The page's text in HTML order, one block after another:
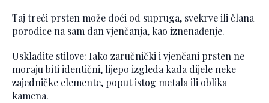
Taj treći prsten može doći od supruga, svekrve ili člana
porodice na sam dan vjenčanja, kao iznenađenje.
Uskladite stilove: Iako zaručnički i vjenčani prsten ne
moraju biti identični, lijepo izgleda kada dijele neke
zajedničke elemente, poput istog metala ili oblika
kamena.